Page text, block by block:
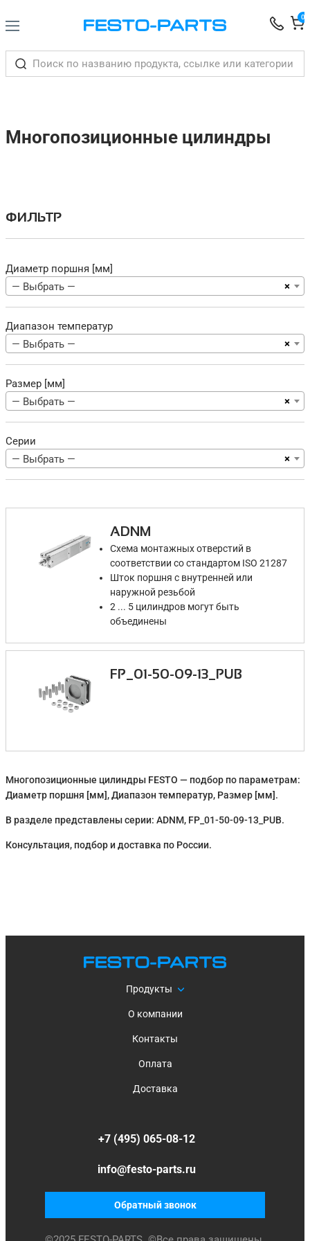
0
Многопозиционные цилиндры
ФИЛЬТР
Диаметр поршня [мм]
×
— Выбрать —
Диапазон температур
×
— Выбрать —
Размер [мм]
×
— Выбрать —
Серии
×
— Выбрать —
ADNM
Схема монтажных отверстий в
соответствии со стандартом ISO 21287
Шток поршня с внутренней или
наружной резьбой
2 ... 5 цилиндров могут быть
объединены
FP_01-50-09-13_PUB
Многопозиционные цилиндры FESTO — подбор по параметрам:
Диаметр поршня [мм], Диапазон температур, Размер [мм].
В разделе представлены серии: ADNM, FP_01-50-09-13_PUB.
Консультация, подбор и доставка по России.
Продукты
О компании
Контакты
Оплата
Доставка
+7 (495) 065-08-12
info@festo-parts.ru
Обратный звонок